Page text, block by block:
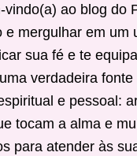
vindo(a) ao blog do
e mergulhar em um
sua fé e te
verdadeira
e pessoal:
tocam a alma e
para atender às